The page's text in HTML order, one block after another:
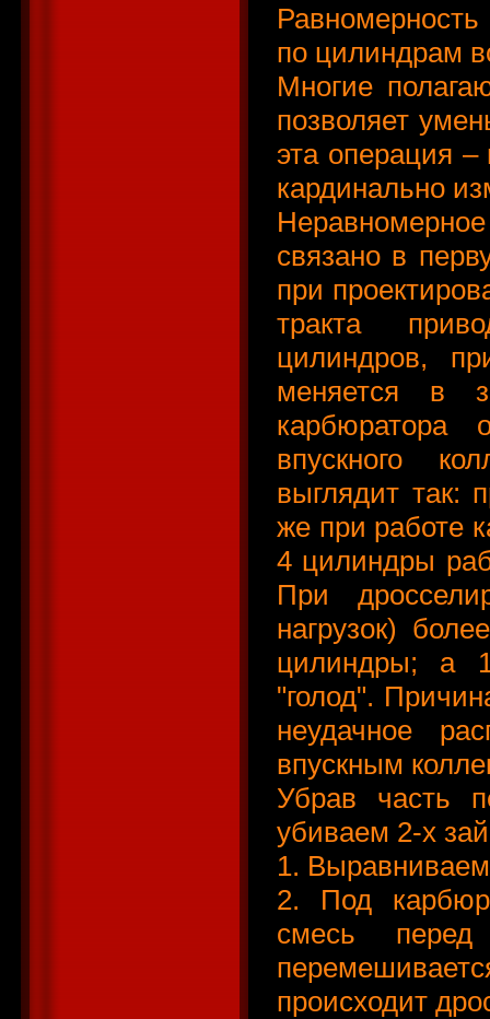
по цилиндрам
Многие
позволяет
эта операция
кардинально
связано в
при
тракта
цилиндров,
меняется в
карбюратора
впускного
выглядит так:
же при работе
4 цилиндры
При
нагрузок)
цилиндры; а
"голод".
неудачное
впускным
Убрав часть
убиваем 2-х
1.
2. Под
смесь
происходит